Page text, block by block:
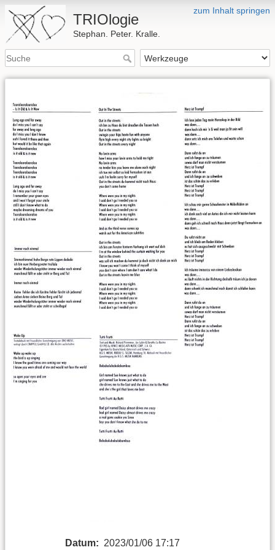
zum Inhalt springen
TRIOlogie
Stephan. Peter. Kralle.
Datum: 2023/01/06 17:17